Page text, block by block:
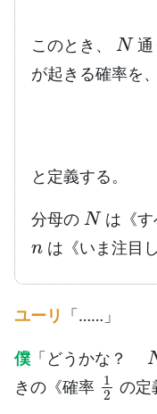
このとき、
N
通
が起きる確率を、
と定義する。
分母の
N
は《す
n
は《いま注目
ユーリ 「……」
僕 「どうかな？
きの《確率
1 2
の定